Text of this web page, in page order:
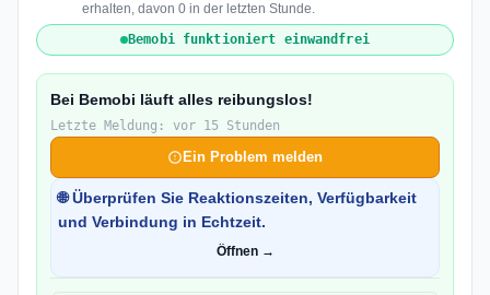
erhalten, davon 0 in der letzten Stunde.
Bemobi funktioniert einwandfrei
Bei Bemobi läuft alles reibungslos!
Letzte Meldung: vor 15 Stunden
Ein Problem melden
🌐 Überprüfen Sie Reaktionszeiten, Verfügbarkeit
und Verbindung in Echtzeit.
Öffnen →